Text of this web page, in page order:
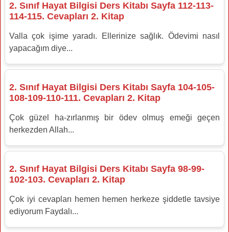
2. Sınıf Hayat Bilgisi Ders Kitabı Sayfa 112-113-
114-115. Cevapları 2. Kitap
Valla çok işime yaradı. Ellerinize sağlık. Ödevimi nasıl
yapacağım diye...
2. Sınıf Hayat Bilgisi Ders Kitabı Sayfa 104-105-
108-109-110-111. Cevapları 2. Kitap
Çok güzel ha-zırlanmış bir ödev olmuş emeği geçen
herkezden Allah...
2. Sınıf Hayat Bilgisi Ders Kitabı Sayfa 98-99-
102-103. Cevapları 2. Kitap
Çok iyi cevapları hemen hemen herkeze şiddetle tavsiye
ediyorum Faydalı...